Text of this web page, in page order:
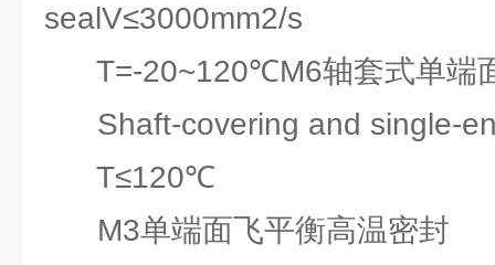
sealV≤3000mm2/s
T=-20~120℃M6轴套式单端
Shaft-covering and single-
T≤120℃
M3单端面飞平衡高温密封